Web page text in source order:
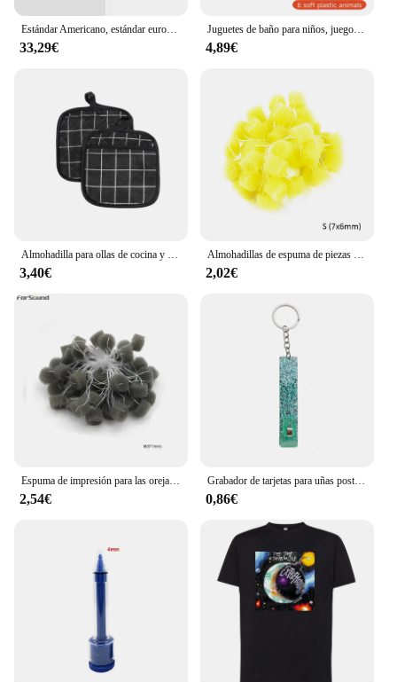
33,29€
Juguetes de baño para niños, juego de atrapar peces, remo, piscina interactiva para padres e hijos, juguetes para bebés
4,89€
Almohadilla para ollas de cocina y guantes para horno, juego de manoplas térmicas resistentes al calor, anticalor, para cocinar ollas calientes, 2 uds.
3,40€
Almohadillas de espuma de piezas para los oídos, tapones de esponja para los oídos, para tomar impresiones, otobloqueo, 50 unidades
2,02€
Espuma de impresión para las orejas, 50 piezas
2,54€
Grabador de tarjetas para uñas postizas largas, Clip para sacar tarjetas ATM, llavero, BILLETERA, herramienta de mano, empujador de botones para novia
0,86€